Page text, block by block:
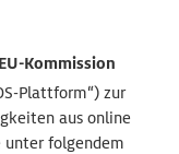
Kommission
Plattform“) zur
aus online
unter folgendem